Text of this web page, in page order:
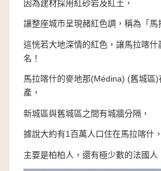
因為建材採用紅砂岩及紅土，
讓整座城市呈現赭紅色調，稱為「馬
這恍若大地深情的紅色，讓馬拉喀
名！
馬拉喀什的麥地那(Médina) (舊城區
產，
新城區與舊城區之間有城牆分隔，
據說大約有1百萬人口住在馬拉喀什，
主要是柏柏人，還有極少數的法國人